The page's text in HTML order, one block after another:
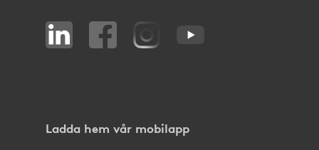
Ladda hem vår mobilapp